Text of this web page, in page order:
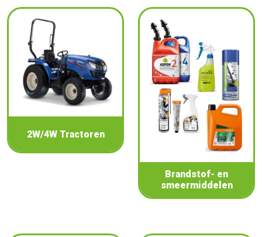
2W/4W Tractoren
Brandstof- en
smeermiddelen